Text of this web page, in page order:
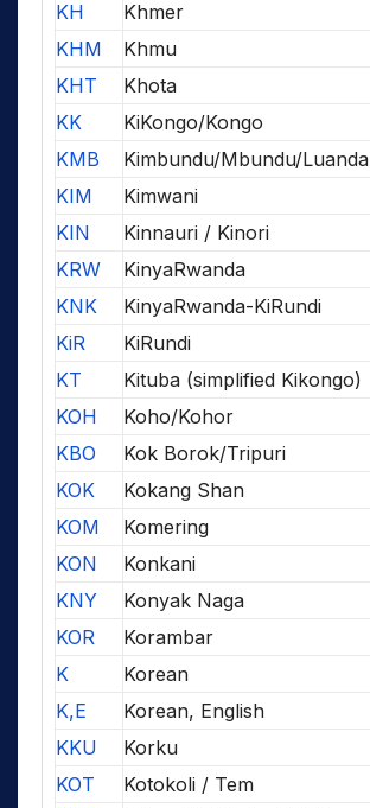
KH
Khmer
KHM
Khmu
KHT
Khota
KK
KiKongo/Kongo
KMB
Kimbundu/Mbundu/Luanda
KIM
Kimwani
KIN
Kinnauri / Kinori
KRW
KinyaRwanda
KNK
KinyaRwanda-KiRundi
KiR
KiRundi
KT
Kituba (simplified Kikongo)
KOH
Koho/Kohor
KBO
Kok Borok/Tripuri
KOK
Kokang Shan
KOM
Komering
KON
Konkani
KNY
Konyak Naga
KOR
Korambar
K
Korean
K,E
Korean, English
KKU
Korku
KOT
Kotokoli / Tem